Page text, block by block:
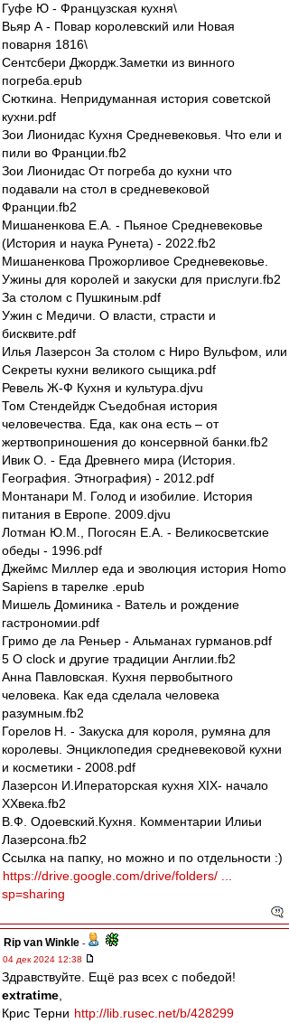
Гуфе Ю - Французская кухня\
Вьяр А - Повар королевский или Новая
поварня 1816\
Сентсбери Джордж.Заметки из винного
погреба.epub
Сюткина. Непридуманная история советской
кухни.pdf
Зои Лионидас Кухня Средневековья. Что ели и
пили во Франции.fb2
Зои Лионидас От погреба до кухни что
подавали на стол в средневековой
Франции.fb2
Мишаненкова Е.А. - Пьяное Средневековье
(История и наука Рунета) - 2022.fb2
Мишаненкова Прожорливое Средневековье.
Ужины для королей и закуски для прислуги.fb2
За столом с Пушкиным.pdf
Ужин с Медичи. О власти, страсти и
бисквите.pdf
Илья Лазерсон За столом с Ниро Вульфом, или
Секреты кухни великого сыщика.pdf
Ревель Ж-Ф Кухня и культура.djvu
Том Стендейдж Съедобная история
человечества. Еда, как она есть – от
жертвоприношения до консервной банки.fb2
Ивик О. - Еда Древнего мира (История.
География. Этнография) - 2012.pdf
Монтанари М. Голод и изобилие. История
питания в Европе. 2009.djvu
Лотман Ю.М., Погосян Е.А. - Великосветские
обеды - 1996.pdf
Джеймс Миллер еда и эволюция история Homo
Sapiens в тарелке .epub
Мишель Доминика - Ватель и рождение
гастрономии.pdf
Гримо де ла Реньер - Альманах гурманов.pdf
5 O clock и другие традиции Англии.fb2
Анна Павловская. Кухня первобытного
человека. Как еда сделала человека
разумным.fb2
Горелов Н. - Закуска для короля, румяна для
королевы. Энциклопедия средневековой кухни
и косметики - 2008.pdf
Лазерсон И.Иператорская кухня XIX- начало
XXвека.fb2
В.Ф. Одоевский.Кухня. Комментарии Илиьи
Лазерсона.fb2
Ссылка на папку, но можно и по отдельности :)
https://drive.google.com/drive/folders/ ...
sp=sharing
Rip van Winkle -
04 дек 2024 12:38
Здравствуйте. Ещё раз всех с победой!
extratime
Крис Терни http://lib.rusec.net/b/428299